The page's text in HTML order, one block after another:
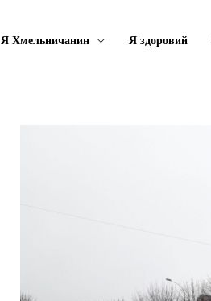
Я Хмельничанин Я здоровий